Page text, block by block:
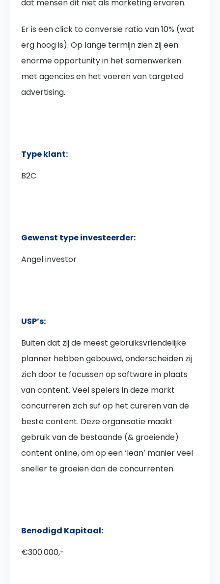
dat mensen dit niet als marketing ervaren.
Er is een click to conversie ratio van 10% (wat
erg hoog is). Op lange termijn zien zij een
enorme opportunity in het samenwerken
met agencies en het voeren van targeted
advertising.
Type klant:
B2C
Gewenst type investeerder:
Angel investor
USP’s:
Buiten dat zij de meest gebruiksvriendelijke
planner hebben gebouwd, onderscheiden zij
zich door te focussen op software in plaats
van content. Veel spelers in deze markt
concurreren zich suf op het cureren van de
beste content. Deze organisatie maakt
gebruik van de bestaande (& groeiende)
content online, om op een ‘lean’ manier veel
sneller te groeien dan de concurrenten.
Benodigd Kapitaal:
€300.000,-